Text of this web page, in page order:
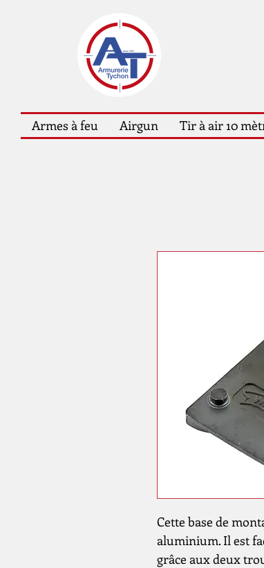
Armes à feu Airgun Tir à air 10
Cette base de
aluminium. Il est
grâce aux deux